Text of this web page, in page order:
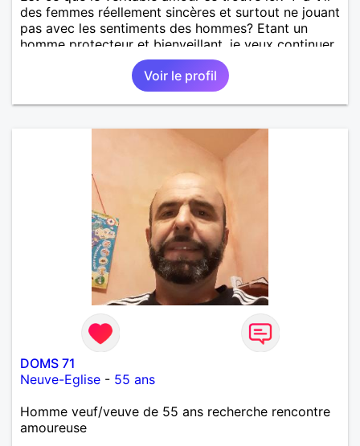
des femmes réellement sincères et surtout ne jouant
pas avec les sentiments des hommes? Etant un
homme protecteur et bienveillant, je veux continuer
d'y croire et pouvoir enfin former la petite famille
que je désir temps. Faux profil, profiteuse et autres
joyeuseté passer votre chemin, vous ne
m'intéressez pas du tout!
Voir le profil
DOMS 71
Neuve-Eglise - 55 ans
Homme veuf/veuve de 55 ans recherche rencontre
amoureuse